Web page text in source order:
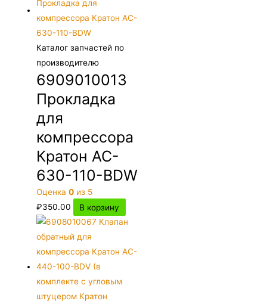
Каталог запчастей по
производителю
6909010013
Прокладка
для
компрессора
Кратон AC-
630-110-BDW
Оценка0 из 5
₽350.00 В корзину